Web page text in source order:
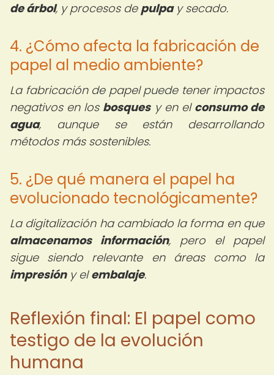
de árbol, y procesos de pulpay secado.
4. ¿Cómo afecta la fabricación de
papel al medio ambiente?
La fabricación de papel puede tener impactos
negativos en los bosquesy en el consumo de
agua, aunque se están desarrollando
métodos más sostenibles.
5. ¿De qué manera el papel ha
evolucionado tecnológicamente?
La digitalización ha cambiado la forma en que
almacenamos información, pero el papel
sigue siendo relevante en áreas como la
impresióny elembalaje.
Reflexión final: El papel como
testigo de la evolución
humana